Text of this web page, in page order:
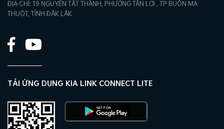
ĐỊA CHỈ: 19 NGUYỄN TẤT THÀNH, PHƯỜNG TÂN LỢI , TP BUÔN MA
THUỘT, TỈNH ĐĂK LĂK
TẢI ỨNG DỤNG KIA LINK CONNECT LITE